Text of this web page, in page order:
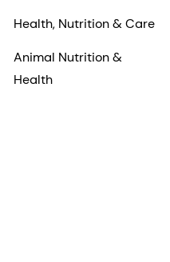
Health, Nutrition & Care
Animal Nutrition &
Health